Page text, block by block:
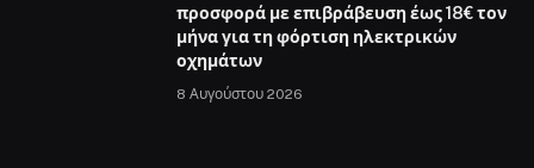
προσφορά με επιβράβευση έως 18€ τον
μήνα για τη φόρτιση ηλεκτρικών
οχημάτων
8 Αυγούστου 2026